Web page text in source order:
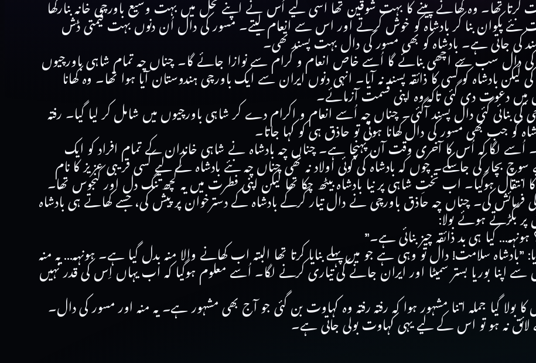
کرتا تھا۔ وہ کھانے پینے کا بہت شوقین تھا اسی لیے اُس نے اپنے محل میں بہت وسیع باورچی خانہ بنارکھا
پکوان بنا کر بادشاہ کو خوش کرتے اور اس سے انعام لیتے۔ مسور کی دال اُن دنوں بہت قیمتی ڈش
کی جاتی ہے۔ بادشاہ کو بھی مسور کی دال بہت پسند تھی۔
کی دال سب سے اچھی بنائے گا اُسے خاص انعام و کرام سے نوازا جائے گا۔ چناں چہ تمام شاہی باورچیوں
کو کسی کا ذائقہ پسند نہ آیا۔ انہی دنوں ایران سے ایک باورچی ہندوستان آیا ہوا تھا۔ وہ کھانا
دعوت دی گئی تاکہ وہ اپنی قسمت آزمائے۔
کی بنائی گئی دال پسند آگئی۔ چناں چہ اُسے انعام و اکرام دے کر شاہی باورچیوں میں شامل کر لیا گیا۔ رفتہ
کو جب بھی مسور کی دال کھانا ہوتی تو حاذق ہی کو کہا جاتا۔
اُسے لگا کہ اُس کا آخری وقت آن پہنچا ہے۔ چناں چہ بادشاہ نے شاہی خاندان کے تمام افراد کو ایک
بچار کی جاسکے۔ چوں کہ بادشاہ کی کوئی اولاد نہ تھی چناں چہ نئے بادشاہ کے لیے کسی قریبی عزیز کا نام
ہوگیا۔ اب تختِ شاہی پر نیا بادشاہ بیٹھ چکا تھا لیکن اپنی فطرت میں یہ کچھ تنگ دل اور کنجوس تھا۔
فرمائش کی۔ چناں چہ حاذق باورچی نے دال تیار کرکے بادشاہ کے دسترخوان پر پیش کی، جسے کھاتے ہی بادشاہ
پر بگڑتے ہوئے بولا:
ہونہہ… کیا ہی بد ذائقہ چیز بنائی ہے۔”
سلامت! دال تو وہی ہے جو میں پہلے بنایا کرتا تھا البتہ اب کھانے والا منہ بدل گیا ہے۔ ہونہہ… یہ منہ
اپنا بوریا بستر سمیٹا اور ایران جانے کی تیاری کرنے لگا۔ اُسے معلوم ہوگیا کہ اب یہاں اِس کی قدر نہیں
بولا گیا جملہ اتنا مشہور ہوا کہ رفتہ رفتہ وہ کہاوت بن گئی جو آج بھی مشہور ہے۔ یہ منہ اور مسور کی دال۔
نہ ہو تو اس کے لیے یہی کہاوت بولی جاتی ہے۔